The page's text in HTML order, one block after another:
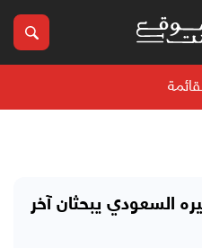
السعودي يبحثان آخر